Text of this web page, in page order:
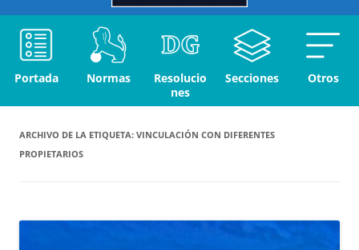
Portada Normas
Resolucio
nes
Secciones Otros
ARCHIVO DE LA ETIQUETA: VINCULACIÓN CON DIFERENTES
PROPIETARIOS